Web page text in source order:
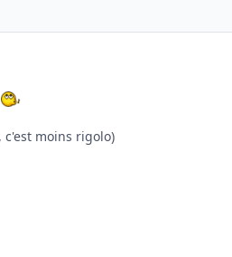
moins rigolo)